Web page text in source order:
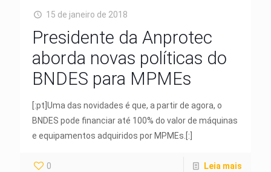
15 de janeiro de 2018
Presidente da Anprotec
aborda novas políticas do
BNDES para MPMEs
[:pt]Uma das novidades é que, a partir de agora, o
BNDES pode financiar até 100% do valor de máquinas
e equipamentos adquiridos por MPMEs.[:]
0 Leia mais